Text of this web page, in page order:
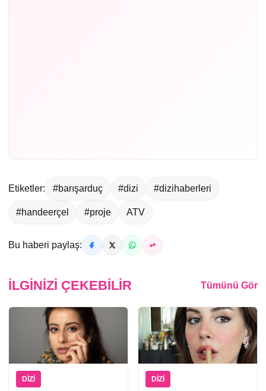
Etiketler: #barışarduç #dizi #dizihaberleri
#handeerçel #proje ATV
Bu haberi paylaş:
İLGINIZI ÇEKEBILIR Tümünü Gör
DIZI DIZI